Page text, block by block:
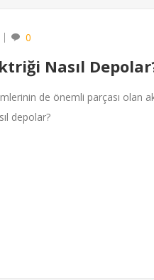
0
Nasıl
de önemli parçası olan
depolar?